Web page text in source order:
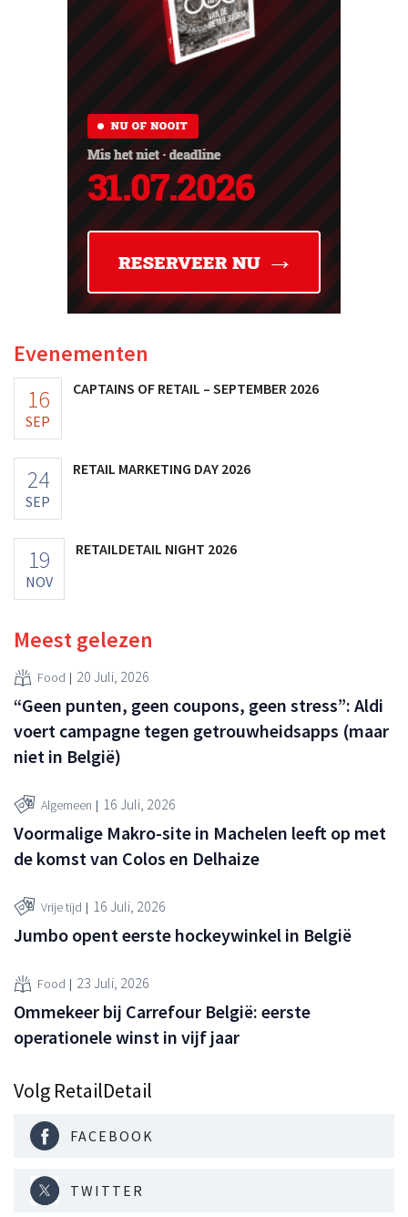
Evenementen
16
SEP
CAPTAINS OF RETAIL – SEPTEMBER 2026
24
SEP
RETAIL MARKETING DAY 2026
19
NOV
RETAILDETAIL NIGHT 2026
Meest gelezen
Food 20 Juli, 2026
“Geen punten, geen coupons, geen stress”: Aldi
voert campagne tegen getrouwheidsapps (maar
niet in België)
Algemeen 16 Juli, 2026
Voormalige Makro-site in Machelen leeft op met
de komst van Colos en Delhaize
Vrije tijd 16 Juli, 2026
Jumbo opent eerste hockeywinkel in België
Food 23 Juli, 2026
Ommekeer bij Carrefour België: eerste
operationele winst in vijf jaar
Volg RetailDetail
FACEBOOK
TWITTER